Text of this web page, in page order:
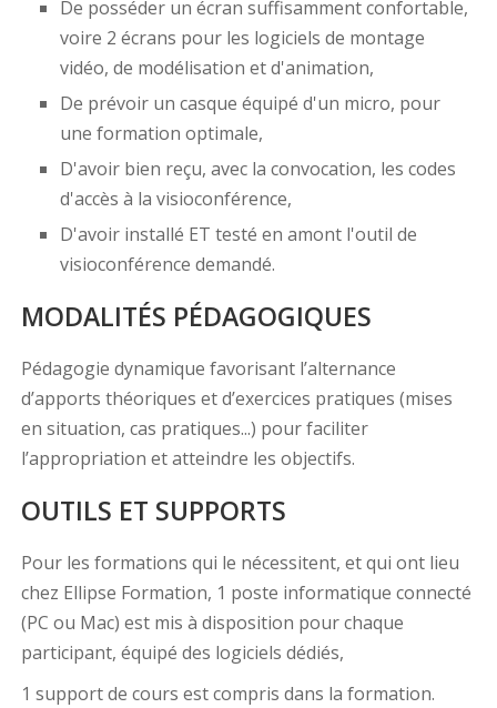
De posséder un écran suffisamment confortable,
voire 2 écrans pour les logiciels de montage
vidéo, de modélisation et d'animation,
De prévoir un casque équipé d'un micro, pour
une formation optimale,
D'avoir bien reçu, avec la convocation, les codes
d'accès à la visioconférence,
D'avoir installé ET testé en amont l'outil de
visioconférence demandé.
MODALITÉS PÉDAGOGIQUES
Pédagogie dynamique favorisant l’alternance
d’apports théoriques et d’exercices pratiques (mises
en situation, cas pratiques...) pour faciliter
l’appropriation et atteindre les objectifs.
OUTILS ET SUPPORTS
Pour les formations qui le nécessitent, et qui ont lieu
chez Ellipse Formation, 1 poste informatique connecté
(PC ou Mac) est mis à disposition pour chaque
participant, équipé des logiciels dédiés,
1 support de cours est compris dans la formation.